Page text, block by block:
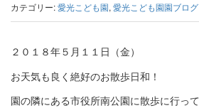
カテゴリー:愛光こども園, 愛光こども園園ブログ
２０１８年５月１１日（金）
お天気も良く絶好のお散歩日和！
園の隣にある市役所南公園に散歩に行っ